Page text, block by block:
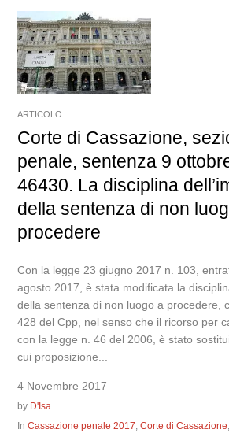
ARTICOLO
Corte di Cassazione,
penale, sentenza 9
46430. La disciplina
della sentenza di non
procedere
Con la legge 23 giugno 2017 n. 103,
agosto 2017, è stata modificata la
della sentenza di non luogo a procedere,
428 del Cpp, nel senso che il ricorso per
con la legge n. 46 del 2006, è stato
cui proposizione...
4 Novembre 2017
by D'Isa
InCassazione penale 2017,Corte di Cassazione,